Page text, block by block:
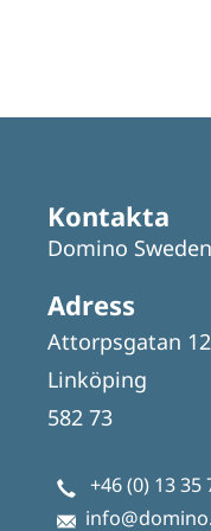
Kontakta
Domino
Adress
Attorpsgatan 12
Linköping
582 73
+46 (0) 13 35